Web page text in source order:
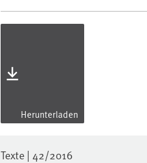
Herunterladen
Texte | 42/2016